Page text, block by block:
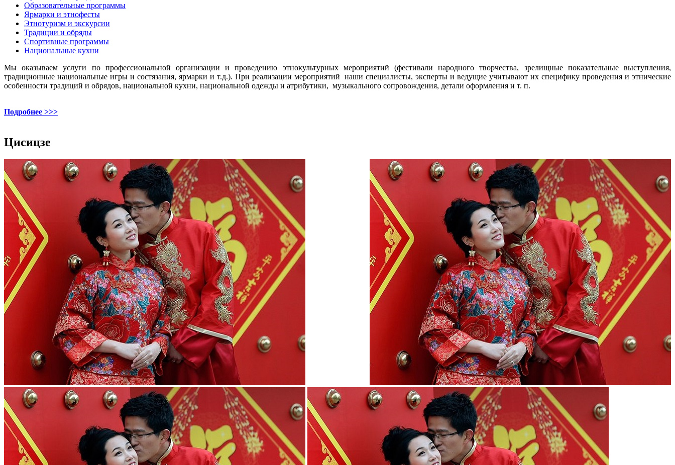
Образовательные программы
Ярмарки и этнофесты
Этнотуризм и экскурсии
Традиции и обряды
Спортивные программы
Национальные кухни
Мы оказываем услуги по профессиональной организации и проведению этнокультурных мероприятий (фестивали народного творчества, зрелищные показательные выступления,
традиционные национальные игры и состязания, ярмарки и т.д.). При реализации мероприятий наши специалисты, эксперты и ведущие учитывают их специфику проведения и этнические
особенности традиций и обрядов, национальной кухни, национальной одежды и атрибутики, музыкального сопровождения, детали оформления и т. п.
Подробнее >>>
Цисицзе